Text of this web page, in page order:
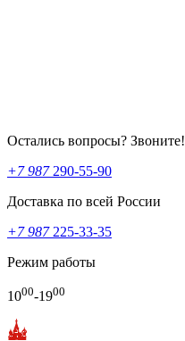
Остались вопросы? Звоните!
+7 987290-55-90
Доставка по всей России
+7 987225-33-35
Режим работы
1000-1900